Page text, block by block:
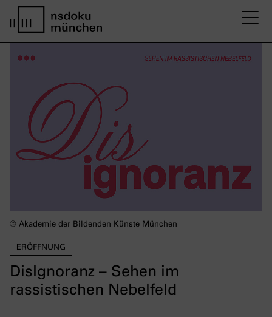
ERÖFFNUNG
DisIgnoranz – Sehen im
rassistischen Nebelfeld
© Akademie der Bildenden Künste München